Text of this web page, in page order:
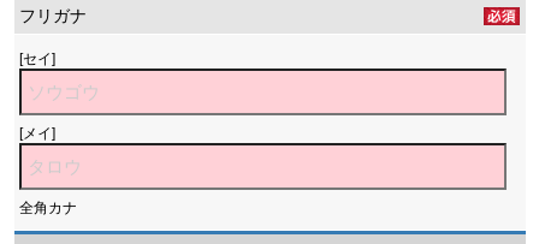
フリガナ
[セイ]
[メイ]
全角カナ